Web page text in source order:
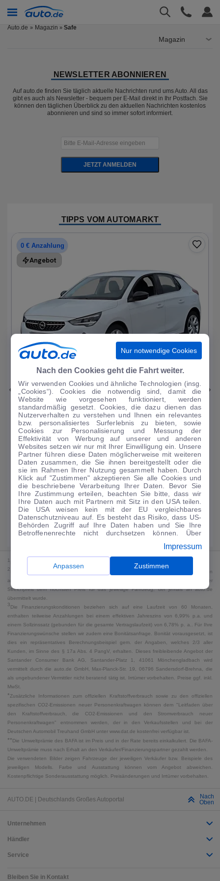
Auto.de Magazin » Safe
Magazin
NEWSLETTER ABONNIEREN
Auf auto.de finden Sie täglich aktuelle Nachrichten rund ums Auto. All das
gibt es auch als Newsletter - bequem per E-Mail direkt in Ihr Postfach. Sie
können den täglichen Überblick zu den aktuellen Nachrichten kostenlos
abonnieren und sind so immer sofort informiert.
JETZT ANMELDEN
TIPPS VOM AUTOMARKT
0 € Anzahlung
Angebot
|19
Opel Corsa
Elegance 1.2T*Autom LED R-Kam Tempo Blueto...
33.297 km· 07/2023· Benzin·Automatik
Finanzierung Kaufen
131€/mtl.
Guter Preis4
0 € Anzahlung ·60 Monate ·Finanzierungs-Details
Angebot anfragen Rate anpassen
Kraftstoffverbrauch komb. 5,4 l/100 km · CO₂-Emissionen komb. 123 g/km
· CO₂-Klasse D · WLTP*
1
2 Bei dem Streichpreis handelt es sich für Neufahrzeuge und junge Gebrauchte um den
an auto.de übermittelten Listenpreis. Für alle anderen Fahrzeuge entspricht der
Streichpreis dem höchsten Preis für das jeweilige Fahrzeug, der jemals an auto.de
übermittelt wurde.
3Die Finanzierungskonditionen beziehen sich auf eine Laufzeit von 60 Monaten,
enthalten teilweise Anzahlungen bei einem effektiven Jahreszins von 6,99% p.a. und
einem Sollzinssatz (gebunden für die gesamte Vertragslaufzeit) von 6,78% p. a.. Für Ihre
Finanzierungswünsche stellen wir zudem eine Bonitätsanfrage. Bonität vorausgesetzt, ist
dies ein repräsentatives Berechnungsbeispiel gem. der Angaben, welches 2/3 aller
Kunden, im Sinne des § 17a Abs. 4 PangV, erhalten. Dieses freibleibende Angebot der
Santander Consumer Bank AG, Santander-Platz 1, 41061 Mönchengladbach wird
vermittelt durch die auto.de GmbH, Max-Planck-Str. 19, 06796 Sandersdorf-Brehna, die
als ungebundener Vermittler nicht beratend tätig ist. Irrtümer vorbehalten. Preise ggf. inkl.
MwSt.
*Zusätzliche Informationen zum offiziellen Kraftstoffverbrauch sowie zu den offiziellen
spezifischen CO2-Emissionen neuer Personenkraftwagen können dem "Leitfaden über
den Kraftstoffverbrauch, die CO2-Emissionen und den Stromverbrauch neuer
Personenkraftwagen" entnommen werden, der in den Verkaufsstellen und bei der
Deutschen Automobil Treuhand GmbH unter www.dat.de kostenfrei verfügbar ist.
**Die Umweltprämie des BAFA ist im Preis und in der Rate bereits einkalkuliert. Die BAFA-
Umweltprämie muss nach Erhalt an den Verkäufer/Finanzierungspartner gezahlt werden.
Die verwendeten Bilder zeigen Fahrzeuge der jeweiligen Verkäufer bzw. Beispiele des
jeweiligen Modells. Farbe und Ausstattung können vom Angebot abweichen.
Kostenpflichtige Sonderausstattung möglich. Preisänderungen und Irrtümer vorbehalten.
AUTO.DE | Deutschlands Großes Autoportal
Nach
Oben
Unternehmen
Händler
Service
Bleiben Sie in Kontakt
Nur notwendige Cookies
Nach den Cookies geht die Fahrt weiter.
Wir verwenden Cookies und ähnliche Technologien (insg.
„Cookies“). Cookies die notwendig sind, damit die
Website wie vorgesehen funktioniert, werden
standardmäßig gesetzt. Cookies, die dazu dienen das
Nutzerverhalten zu verstehen und Ihnen ein relevantes
bzw. personalisiertes Surferlebnis zu bieten, sowie
Cookies zur Personalisierung und Messung der
Effektivität von Werbung auf unserer und anderen
Websites setzen wir nur mit Ihrer Einwilligung ein. Unsere
Partner führen diese Daten möglicherweise mit weiteren
Daten zusammen, die Sie ihnen bereitgestellt oder die
sie im Rahmen Ihrer Nutzung gesammelt haben. Durch
Klick auf "Zustimmen" akzeptieren Sie alle Cookies und
die beschriebene Verarbeitung Ihrer Daten. Bevor Sie
Ihre Zustimmung erteilen, beachten Sie bitte, dass wir
Ihre Daten auch mit Partnern mit Sitz in den USA teilen.
Die USA weisen kein mit der EU vergleichbares
Datenschutzniveau auf. Es besteht das Risiko, dass US-
Behörden Zugriff auf Ihre Daten haben und Sie Ihre
Betroffenenrechte nicht durchsetzen können. Über
anpassen. Dies ist auch später jederzeit im Bereich
Cookie-Richtliniemöglich. Weitere Informationen finden
Sie in unsererDatenschutzerklärung .
Impressum
Anpassen Zustimmen